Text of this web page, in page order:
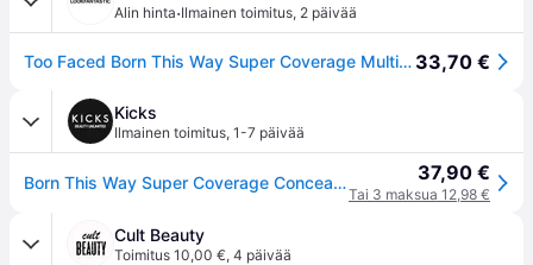
Alin hinta·Ilmainen toimitus, 2 päivää
Too Faced Born This Way Super Coverage Multi-Use Concealer 13.5ml (Various Shades) - Taffy 33,70 €
Kicks
Ilmainen toimitus, 1-7 päivää
Born This Way Super Coverage Concealer Taffy 37,90 €
Tai 3 maksua 12,98 €
Cult Beauty
Toimitus 10,00 €, 4 päivää